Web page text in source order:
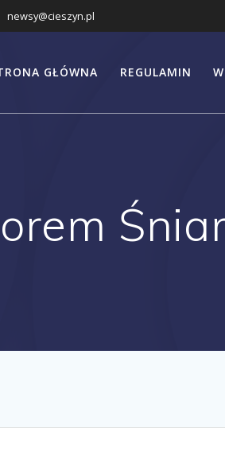
newsy@cieszyn.pl
GŁÓWNA REGULAMIN